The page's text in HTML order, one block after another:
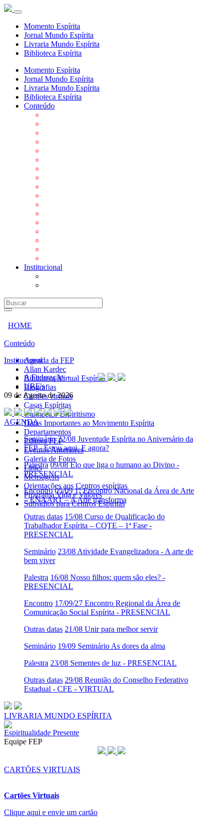
Momento Espírita
Jornal Mundo Espírita
Livraria Mundo Espírita
Biblioteca Espírita
Momento Espírita
Jornal Mundo Espírita
Livraria Mundo Espírita
Biblioteca Espírita
Conteúdo
Institucional
HOME
Conteúdo
Agenda da FEP
Allan Kardec
Biblioteca Virtual Espírita
Biografias
Cartões virtuais
Casas Espíritas
Conheça o Espiritismo
Datas Importantes ao Movimento Espírita
Departamentos
Editora FEP
Eventos Anteriores
Galeria de Fotos
Links
Mensagens
Orientações aos Centros espíritas
Programa Vida e Valores
Subsídios para Centros Espíritas
Institucional
A Federação
URE's
09 de Agosto de 2026
AGENDA
Seminário 22/08 Juventude Espírita no Aniversário da
FEP - Estou aqui. E agora?
Palestra 09/08 Elo que liga o humano ao Divino -
PRESENCIAL
Encontro 05/09 1º Encontro Nacional da Área de Arte
– ENAART – A Arte transforma
Outras datas 15/08 Curso de Qualificação do
Trabalhador Espírita – CQTE – 1ª Fase -
PRESENCIAL
Seminário 23/08 Atividade Evangelizadora - A arte de
bem viver
Palestra 16/08 Nosso filhos: quem são eles? -
PRESENCIAL
Encontro 17/09/27 Encontro Regional da Área de
Comunicação Social Espírita - PRESENCIAL
Outras datas 21/08 Unir para melhor servir
Seminário 19/09 Seminário As dores da alma
Palestra 23/08 Sementes de luz - PRESENCIAL
Outras datas 29/08 Reunião do Conselho Federativo
Estadual - CFE - VIRTUAL
LIVRARIA MUNDO ESPÍRITA
Espiritualidade Presente
Equipe FEP
CARTÕES VIRTUAIS
Cartões Virtuais
Clique aqui e envie um cartão